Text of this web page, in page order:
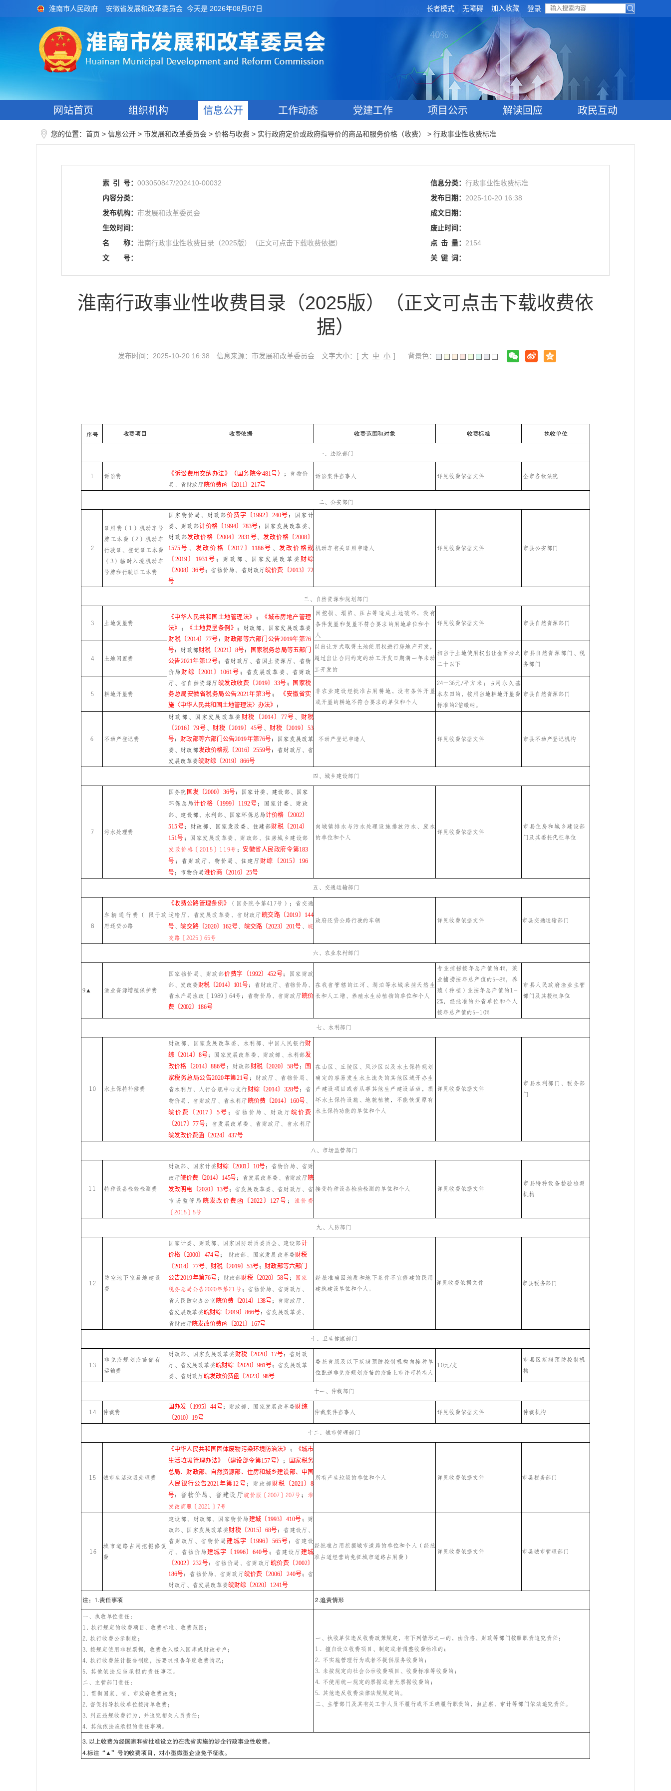
淮南市人民政府 安徽省发展和改革委员会 今天是 2026年08月07日 长者模式 无障碍 加入收藏 登录
网站首页 组织机构 信息公开 工作动态 党建工作 项目公示 解读回应 政民互动
您的位置： 首页 > 信息公开 > 市发展和改革委员会 > 价格与收费 > 实行政府定价或政府指导价的商品和服务价格（收费） > 行政事业性收费标准
索 引 号： 003050847/202410-00032 信息分类： 行政事业性收费标准
内容分类：
发布日期： 2025-10-20 16:38
发布机构： 市发展和改革委员会
成文日期：
生效时间：
废止时间：
名
称： 淮南行政事业性收费目录（2025版）（正文可点击下载收费依据） 点 击 量： 2154
文
号： 关 键 词：
淮南行政事业性收费目录（2025版）（正文可点击下载收费依
据）
发布时间：2025-10-20 16:38 信息来源：市发展和改革委员会 文字大小：[ 大 中 小 ] 背景色：
序号 收费项目 收费依据 收费范围和对象 收费标准 执收单位
一、法院部门
1 诉讼费 《诉讼费用交纳办法》（国务院令481号）
；省物价
局、省财政厅皖价费函〔2011〕217号
诉讼案件当事人 详见收费依据文件 全市各级法院
二、公安部门
2
证照费（ 1）机动车号
牌工本费（2）机动车
行驶证、登记证工本费
（3）临时入境机动车
号牌和行驶证工本 费
国家物价局、财政部价费字〔1992〕240号 ；
国家计
委、财政部计价格〔1994〕783号 ；
国家发展改革委、
财政部发改价格〔2004〕2831号、发改价格〔2008〕
1575号 、 发改价格〔2017〕1186号 、 发改价格规
〔2019〕1931号 ； 财政部、国家发展改革委 财综
〔2008〕36号；省物价局、省财政厅皖价费〔2013〕72
号
机动车有关证照申请人 详见收费依据文件 市县公安部门
三、自然资源和规划部门
3 土地复垦费
《中华人民共和国土地管理法》 ；
《城市房地产管理
法》
； 《土地复垦条例》 ；
财政部、国家发展改革委
财税〔2014〕77号 ； 财政部等六部门公告2019年第76
号； 财政部财税〔2021〕8号；
国家税务总局等五部门
公告2021年第12号；
省财政厅、省国土资源厅、省物
价局 财综〔2001〕1061号 ；省发展改革委、省财政
厅、省自然资源厅 皖发改收费〔2019〕33号 ；
国家税
务总局安徽省税务局公告2021年第3号 ；
《安徽省实
施〈中华人民共和国土地管理法〉办法》 ；
因挖损、塌陷、压占等造成土地破坏，没有
条件复垦和复垦不符合要求的用地单位和个
人
详见收费依据文件 市县自然资源部门
4 土地闲置费
以出让方式取得土地使用权进行房地产开发，
超过出让合同约定的动工开发日期满一年未动
工开发的
相当于土地使用权出让金百分之
二十以 下
市县自然资源部门、税
务部门
5 耕地开垦费
非农业建设经批准占用耕地，没有条件开垦
或开垦的耕地不符合要求的单位和个人
24－36元/平方米；占用永久基
本农田的，按照当地耕地开垦费
标准的2倍缴纳。
市县自然资源部门
6 不动产登记费
财政部、国家发展改革委 财税〔2014〕77号 、 财税
〔2016〕79号 、 财税〔2019〕45号 、 财税〔2019〕53
号； 财政部等六部门公告2019年第76号；国家发展改革
委、财政部发改价格规〔2016〕2559号；省财政厅、省
发展改革委皖财综〔2019〕866号
不动产登记申请人 详见收费依据文件 市县不动产登记机构
四、城乡建设部门
7 污水处理费
国务院 国发〔2000〕36号；国家计委、建设部、国家
环保总局计价格〔1999〕1192号 ；国家计委、财政
部、建设部、水利部、国家环保总局计价格〔2002〕
515号； 财政部、国家发改委、住建部财税〔2014〕
151号 ；
国家发展改革委、财政部、住房城乡建设部
发改价格〔2015〕119号 ； 安徽省人民政府令第183
号 ； 省财政厅、物价局、住建厅 财综〔2015〕196
号；市物价局淮价商〔2016〕25号
向城镇排水与污水处理设施排放污水、废水
的单位和个人
详见收费依据文件
市县住房和城乡建设部
门及其委托代征单位
五、交通运输部门
8
车辆通行费 （
限于政
府还贷公路
《收费公路管理条例》 （国务院令第417号）；省交通
运输厅、省发展改革委、省财政厅 皖交路〔2019〕144
号、 皖交路〔2020〕162号、 皖交路〔2023〕201号 、 皖
交路〔2025〕65号
政府还贷公路行驶的车辆 详见收费依据文件 市县交通运输部门
六、农业农村部门
9▲ 渔业资源增殖保护费
国家物价局、财政部价费字〔1992〕452号；
国家财政
部、发改委财税〔2014〕101号； 省财政厅、省物价局、
省水产局渔政〔 1989〕64号；省物价局、省财政厅皖价
费〔2002〕186号
在我省管辖的江河、湖泊等水域采捕天然生
长和人工增、养殖水生动植物的单位和个人
专业捕捞按年总产值的4%，兼
业捕捞按年总产值的5-8%，养
殖（种植）业按年总产值的1-
2%，经批准的外省单位和个人
按年总产值的5-10%
市县人民政府渔业主管
部门及其授权单位
七、水利部门
10 水土保持补偿费
财政部、国家发展改革委、水利部、中国人民银行财
综〔2014〕8号； 国家发展改革委、财政部、水利部发
改价格〔2014〕886号 ； 财政部 财税〔2020〕58号；
国
家税务总局公告2020年第21号 ；
财政厅、省物价局、
省水利厅、人行合肥中心支行 财综〔2014〕328号； 省
物价局、省财政厅、省水利厅 皖价费〔2014〕160号、
皖价费〔2017〕5号 ；省物价局、财政厅 皖价费
〔2017〕77号；
省发展改革委、省财政厅、省水利厅
皖发改价费函〔2024〕437号
在山区、丘陵区、风沙区以及水土保持规划
确定的容易发生水土流失的其他区域开办生
产建设项目或者从事其他生产建设活动，损
坏水土保持设施、地貌植被，不能恢复原有
水土保持功能的单位和个人
详见收费依据文件
市县水利部门、税务部
门
八、市场监管部门
11 特种设备检验检测费
财政部、国家计委财综〔2001〕10号；省物价局、省财
政厅皖价费〔2014〕145号；省发展改革委、省财政厅皖
发改明电〔2020〕13号； 省发展改革委、省财政厅、省
市场监管局 皖发改价费函〔2022〕127号 ；
淮价费
〔2015〕5号
接受特种设备检验检测的单位和个人 详见收费依据文件
市县特种设备检验检测
机构
九、人防部门
12
防空地下室易地建设
费
国家计委、财政部、国家国防动员委员会、建设部计
价格〔2000〕474号； 财政部、国家发展改革委财税
〔2014〕77号、 财税〔2019〕53号； 财政部等六部门
公告2019年第76号 ； 财政部财税〔2020〕58号；
国家
税务总局公告2020年第21号 ； 省物价局、省财政厅、
省人民防空办公室 皖价费〔2014〕138号； 省财政厅、
省发展改革委皖财综〔2019〕866号；省发展改革委、
省财政厅皖发改价费函〔2021〕167号
经批准确因地质和地下条件不宜修建的民用
建筑建设单位和个人。
详见收费依据文件 市县税务部 门
十、卫生健康部门
13
非免疫规划疫苗储存
运输费
财政部、国家发展改革委 财税〔2020〕17号；省财政
厅、省发展改革委皖财综〔2020〕961号；省发展改革
委、省财政厅皖发改价费函〔2023〕98号
委托省级及以下疾病预防控制机构向接种单
位配送非免疫规划疫苗的疫苗上市许可持有 人
10元/支
市县区疾病预防控制机
构
十一、仲裁部门
14 仲裁费
国办发〔1995〕44号；财政部、国家发展改革委财综
〔2010〕19号
仲裁案件当事人 详见收费依据文件 仲裁机构
十二、城市管理部门
15 城市生活垃圾处理费
《中华人民共和国固体废物污染环境防治法》 ；
《城市
生活垃圾管理办法》（建设部令第157号）
；
国家税务
总局、财政部、自然资源部、住房和城乡建设部、中国
人民银行公告2021年第12号 ； 财政部 财税〔2021〕8
号； 省物价局、省建设厅皖价服〔2007〕207号 ；
淮
发改商服〔2021〕7号
所有产生垃圾的单位和个人 详见收费依据文件 市县税务部门
16
城市道路占用挖掘修复
费
建设部、财政部、国家物价局 建城〔1993〕410号 ；
财
政部、国家发展改革委财税〔2015〕68号； 省建设厅、
省财政厅、省物价局建城字〔1996〕565号 ；省建设
厅、省物价局建城字〔1996〕640号 ；省建设厅建城
〔2002〕232号；省物价局、省财政厅 皖价费〔2002〕
186号；省物价局、省财政厅皖价费〔2006〕240号；省
财政厅、省发展改革委皖财综〔2020〕1241号
经批准占用挖掘城市道路的单位和个人（经批
准占道经营的免征城市道路占用费）
详见收费依据文件 市县城市管理部门
注： 1 .责任事项 2.追责情形
一、执收单位责任：
1. 执行规定的收费项目、收费标准、收费范围；
2. 执行收费公示制度；
3. 按规定使用非税票据，收费收入缴入国库或财政专户；
4. 执行收费统计报告制度，按要求报告年度收费情况；
5. 其他依法应当承担的责任事项。
二、主管部门责任：
1. 贯彻国家、省、市政府收费政策；
2. 督促指导执收单位按清单收费；
3. 纠正违规收费行为，并追究相关人员责任；
4. 其他依法应承担的责任事项。
一、执收单位违反收费政策规定，有下列情形之一的，由价格、财政等部门按照职责追究责任：
1．擅自设立收费项目、制定或者调整收费标准的；
2. 不实施管理行为或者不提供服务收费的；
3. 未按规定向社会公示收费项目、收费标准等收费的；
4. 不使用统一规定的票据或者无票据收费的；
5. 其他违反收费法律法规规定的。
二、主管部门及其有关工作人员不履行或不正确履行职责的，由监察、审计等部门依法追究责任。
3. 以上收费为经国家和省批准设立的在我省实施的涉企行政事业性收费。
4.标注 “▲”号的收费项目，对小型微型企业免予征收。